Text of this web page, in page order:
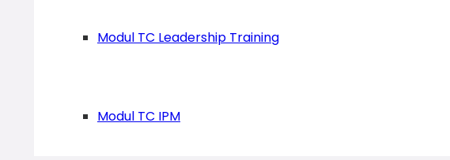
Modul TC Leadership Training
Modul TC IPM